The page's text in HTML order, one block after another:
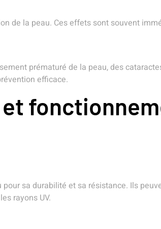
de la peau. Ces effets sont souvent
prématuré de la peau, des
efficace.
sa durabilité et sa résistance. Ils
rayons UV.